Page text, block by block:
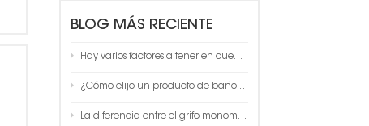
BLOG MÁS RECIENTE
Hay varios factores a tener en cuenta a la hora de elegir un toallero de baño
¿Cómo elijo un producto de baño de calidad?
La diferencia entre el grifo monomando y el grifo termostático